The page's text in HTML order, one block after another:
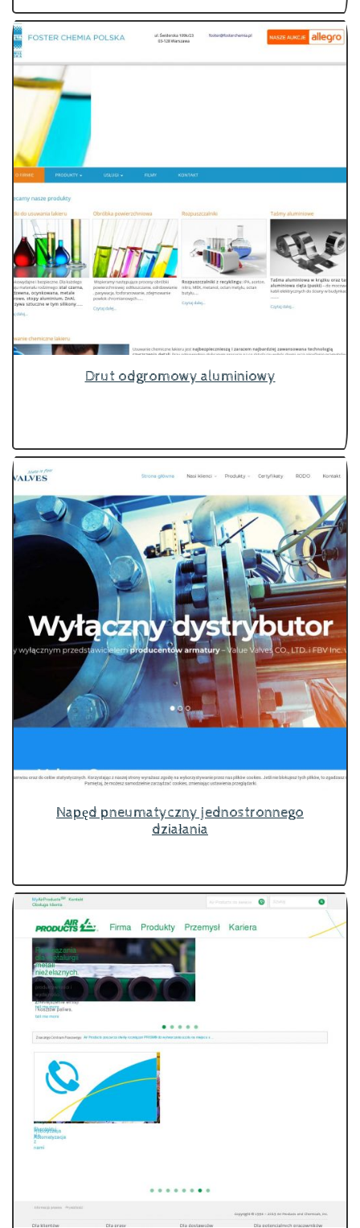
Drut odgromowy aluminiowy
Napęd pneumatyczny jednostronnego
działania